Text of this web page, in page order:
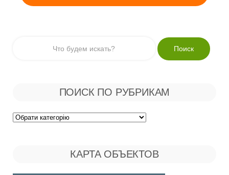
ПОИСК ПО РУБРИКАМ
Поиск
КАРТА ОБЪЕКТОВ